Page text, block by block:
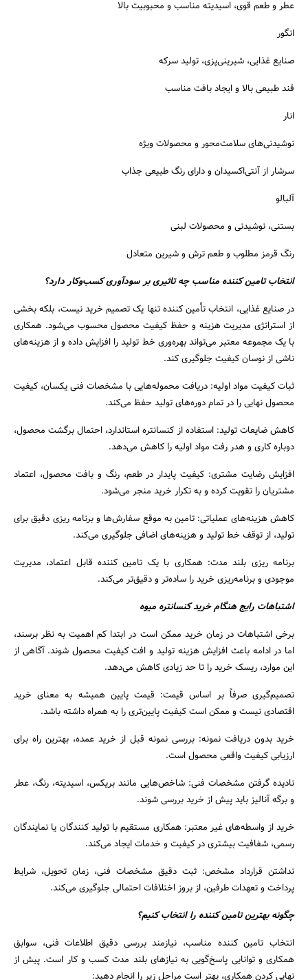
عطر و طعم قوی، اسیدیته مناسب و محبوبیت بالا
انگور
صنایع غذایی، شیرینی‌پزی، تولید سرکه
قند طبیعی بالا و ایجاد بافت مناسب
انار
نوشیدنی‌های سلامت‌محور و محصولات ویژه
سرشار از آنتی‌اکسیدان و دارای رنگ طبیعی جذاب
آلبالو
بستنی، نوشیدنی و محصولات لبنی
رنگ قرمز مطلوب و طعم ترش و شیرین متعادل
انتخاب تامین‌ کننده مناسب چه تاثیری بر سودآوری کسب‌وکار دارد؟
در صنایع غذایی، انتخاب تأمین‌ کننده تنها یک تصمیم خرید نیست، بلکه بخشی
از استراتژی مدیریت هزینه و حفظ کیفیت محصول محسوب می‌شود. همکاری
با یک مجموعه معتبر می‌تواند بهره‌وری خط تولید را افزایش داده و از هزینه‌های
ناشی از نوسان کیفیت جلوگیری کند.
ثبات کیفیت مواد اولیه: دریافت محموله‌هایی با مشخصات فنی یکسان، کیفیت
محصول نهایی را در تمام دوره‌های تولید حفظ می‌کند.
کاهش ضایعات تولید: استفاده از کنسانتره استاندارد، احتمال برگشت محصول،
دوباره‌ کاری و هدر رفت مواد اولیه را کاهش می‌دهد.
افزایش رضایت مشتری: کیفیت پایدار در طعم، رنگ و بافت محصول، اعتماد
مشتریان را تقویت کرده و به تکرار خرید منجر می‌شود.
کاهش هزینه‌های عملیاتی: تامین به‌ موقع سفارش‌ها و برنامه‌ ریزی دقیق برای
تولید، از توقف خط تولید و هزینه‌های اضافی جلوگیری می‌کند.
برنامه‌ ریزی بلند مدت: همکاری با یک تامین‌ کننده قابل اعتماد، مدیریت
موجودی و برنامه‌ریزی خرید را ساده‌تر و دقیق‌تر می‌کند.
اشتباهات رایج هنگام خرید کنسانتره میوه
برخی اشتباهات در زمان خرید ممکن است در ابتدا کم‌ اهمیت به نظر برسند،
اما در ادامه باعث افزایش هزینه تولید و افت کیفیت محصول شوند. آگاهی از
این موارد، ریسک خرید را تا حد زیادی کاهش می‌دهد.
تصمیم‌گیری صرفاً بر اساس قیمت: قیمت پایین همیشه به معنای خرید
اقتصادی نیست و ممکن است کیفیت پایین‌تری را به همراه داشته باشد.
خرید بدون دریافت نمونه: بررسی نمونه قبل از خرید عمده، بهترین راه برای
ارزیابی کیفیت واقعی محصول است.
نادیده گرفتن مشخصات فنی: شاخص‌هایی مانند بریکس، اسیدیته، رنگ، عطر
و برگه آنالیز باید پیش از خرید بررسی شوند.
خرید از واسطه‌های غیر معتبر: همکاری مستقیم با تولید کنندگان یا نمایندگان
رسمی، شفافیت بیشتری در کیفیت و خدمات ایجاد می‌کند.
نداشتن قرارداد مشخص: ثبت دقیق مشخصات فنی، زمان تحویل، شرایط
پرداخت و تعهدات طرفین، از بروز اختلافات احتمالی جلوگیری می‌کند.
چگونه بهترین تامین‌ کننده را انتخاب کنیم؟
انتخاب تامین‌ کننده مناسب، نیازمند بررسی دقیق اطلاعات فنی، سوابق
همکاری و توانایی پاسخ‌گویی به نیازهای بلند مدت کسب‌ و کار است. پیش از
نهایی کردن همکاری، بهتر است مراحل زیر را انجام دهید: